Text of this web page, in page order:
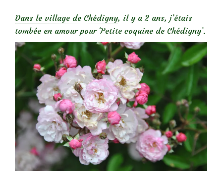
Dans le village de Chédigny, il y a 2 ans, j’étais
tombée en amour pour ‘Petite coquine de Chédigny’.